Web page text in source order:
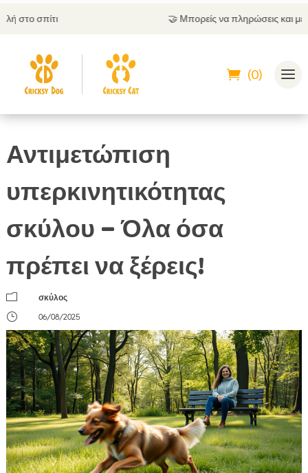
Μπορείς να πληρώσεις και με αντικαταβολή
(0)
Αντιμετώπιση
υπερκινητικότητας
σκύλου – Όλα όσα
πρέπει να ξέρεις!
m
σκύλος
}
06/08/2025